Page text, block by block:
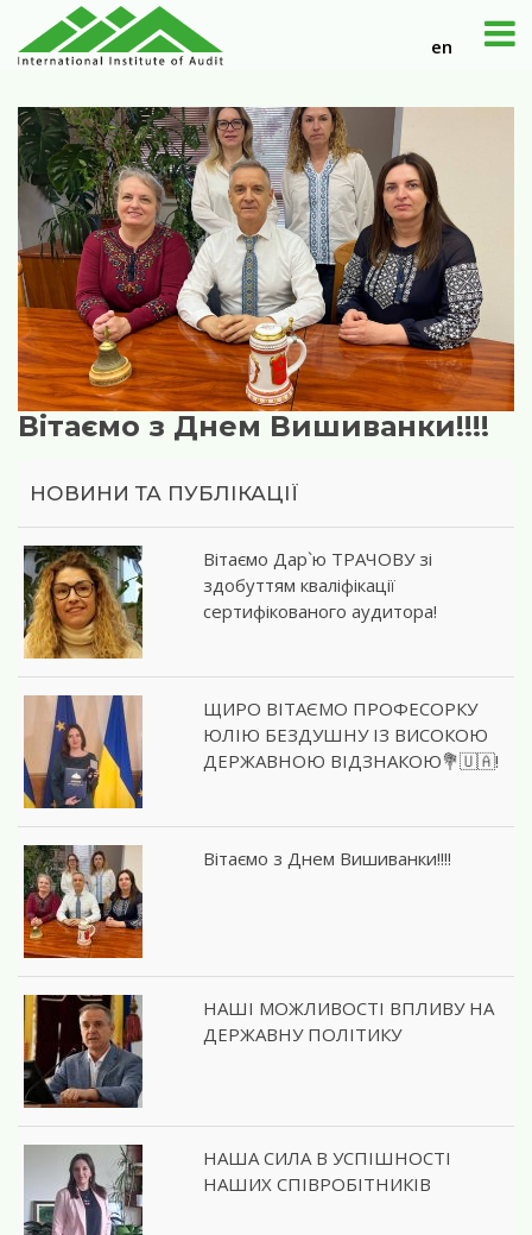
en
Вітаємо з Днем Вишиванки!!!!
НОВИНИ ТА ПУБЛІКАЦІЇ
Вітаємо Дар`ю ТРАЧОВУ зі
здобуттям кваліфікації
сертифікованого аудитора!
ЩИРО ВІТАЄМО ПРОФЕСОРКУ
ЮЛІЮ БЕЗДУШНУ ІЗ ВИСОКОЮ
ДЕРЖАВНОЮ ВІДЗНАКОЮ💐🇺🇦!
Вітаємо з Днем Вишиванки!!!!
НАШІ МОЖЛИВОСТІ ВПЛИВУ НА
ДЕРЖАВНУ ПОЛІТИКУ
НАША СИЛА В УСПІШНОСТІ
НАШИХ СПІВРОБІТНИКІВ